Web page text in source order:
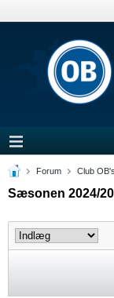
Forum Club
Sæsonen 2024/